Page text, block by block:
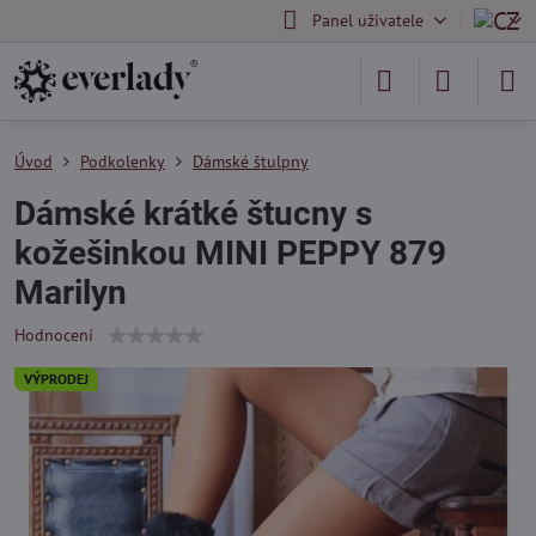
Panel uživatele
VÝPRODEJ
Úvod Podkolenky Dámské štulpny
Dámské krátké štucny s
kožešinkou MINI PEPPY 879
Marilyn
Hodnocení